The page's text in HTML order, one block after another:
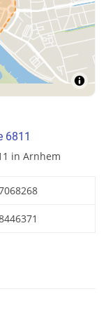
6811
in Arnhem